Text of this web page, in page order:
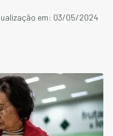
em: 03/05/2024